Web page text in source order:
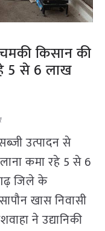
किसान की
5 से 6 लाख
उत्पादन से
कमा रहे 5 से 6
जिले के
खास निवासी
ने उद्यानिकी